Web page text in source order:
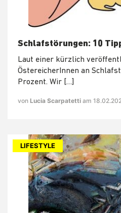
Schlafstörungen: 10
Laut einer kürzlich
ÖstereicherInnen an
Prozent. Wir […]
von Lucia Scarpatetti am
LIFESTYLE